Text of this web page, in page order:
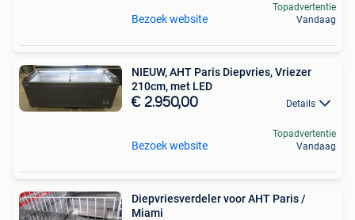
Bezoek website
Topadvertentie
Vandaag
NIEUW, AHT Paris Diepvries, Vriezer
210cm, met LED
€ 2.950,00 Details
Bezoek website
Topadvertentie
Vandaag
Diepvriesverdeler voor AHT Paris /
Miami